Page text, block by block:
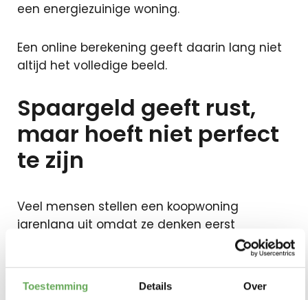
Toestemming Details Over
een energiezuinige woning.
Een online berekening geeft daarin lang niet
altijd het volledige beeld.
Spaargeld geeft rust,
maar hoeft niet perfect
te zijn
Veel mensen stellen een koopwoning
jarenlang uit omdat ze denken eerst
“genoeg” spaargeld te moeten hebben. Maar